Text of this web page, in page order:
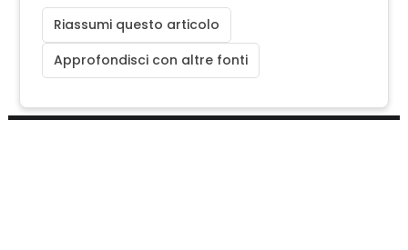
Riassumi questo articolo
Approfondisci con altre fonti